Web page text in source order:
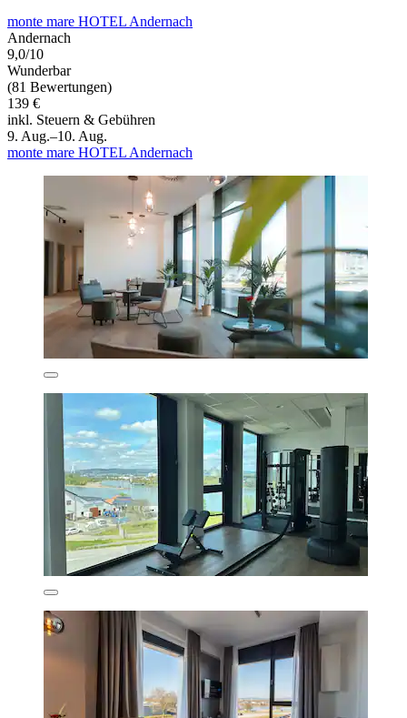
monte mare HOTEL Andernach
Andernach
9,0/10
Wunderbar
(81 Bewertungen)
139 €
inkl. Steuern & Gebühren
9. Aug.–10. Aug.
monte mare HOTEL Andernach